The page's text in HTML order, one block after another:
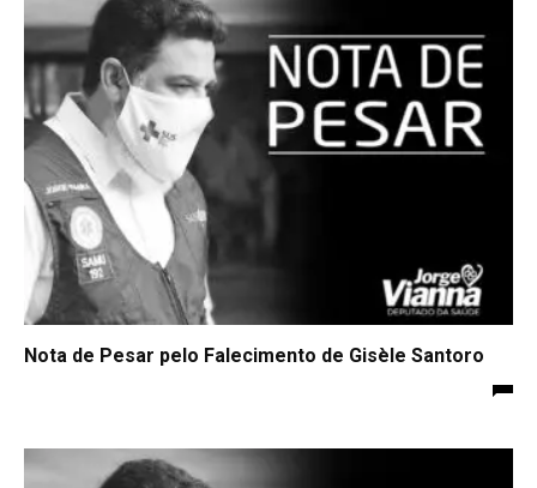
Nota de Pesar pelo Falecimento de Gisèle Santoro